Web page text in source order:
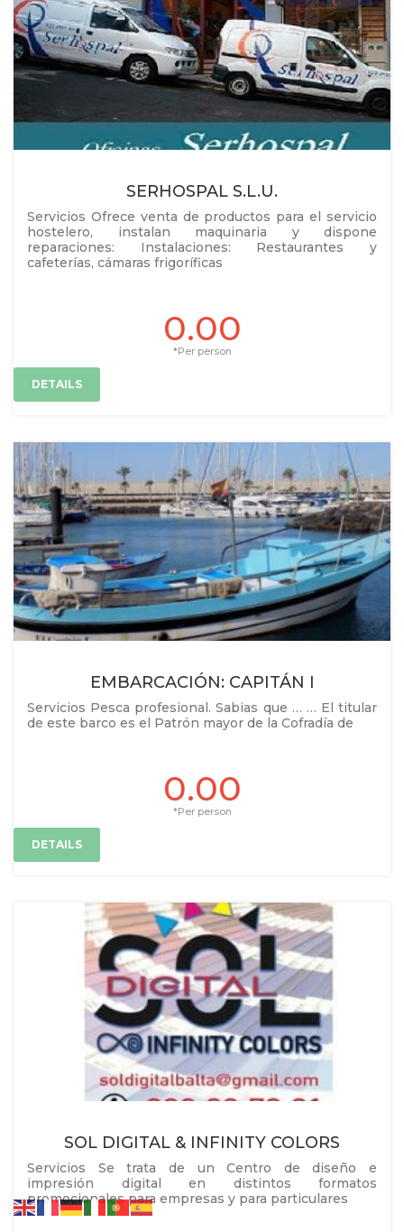
SERHOSPAL S.L.U.
Servicios Ofrece venta de productos para el servicio
hostelero, instalan maquinaria y dispone
reparaciones: Instalaciones: Restaurantes y
cafeterías, cámaras frigoríficas
0.00
*Per person
DETAILS
EMBARCACIÓN: CAPITÁN I
Servicios Pesca profesional. Sabias que … … El titular
de este barco es el Patrón mayor de la Cofradía de
0.00
*Per person
DETAILS
SOL DIGITAL & INFINITY COLORS
Servicios Se trata de un Centro de diseño e
impresión digital en distintos formatos
promocionales para empresas y para particulares